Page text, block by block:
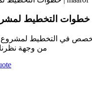
الموضوع 1 2 لمن دخل هذا المقال بحثا عن
من وجهة نظرنا هم: 2.1 تواصل معهم